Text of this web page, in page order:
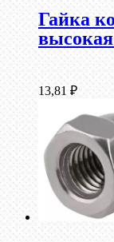
Гайка
13,81 ₽